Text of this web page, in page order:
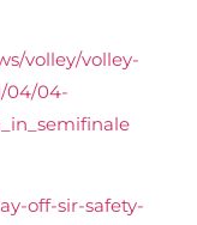
volley/volley-
04/04-
off-sir-safety-